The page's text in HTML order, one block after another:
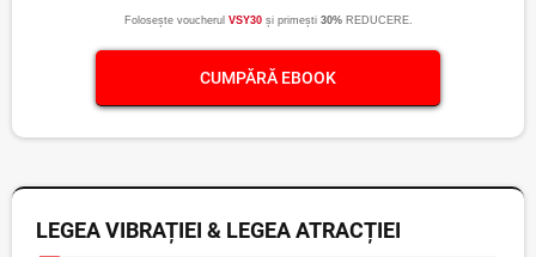
Folosește voucherul VSY30 și primești 30%REDUCERE.
CUMPĂRĂ EBOOK
LEGEA VIBRAȚIEI & LEGEA ATRACȚIEI